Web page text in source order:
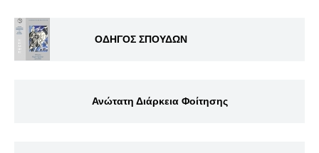
ΟΔΗΓΟΣ ΣΠΟΥΔΩΝ
Ανώτατη Διάρκεια Φοίτησης